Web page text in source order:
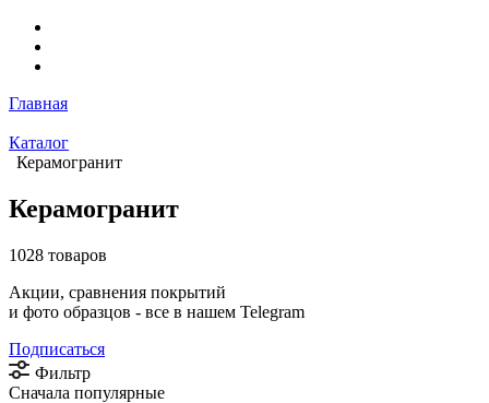
Главная
Каталог
Керамогранит
Керамогранит
1028 товаров
Акции, сравнения покрытий
и фото образцов - все в нашем Telegram
Подписаться
Фильтр
Сначала популярные